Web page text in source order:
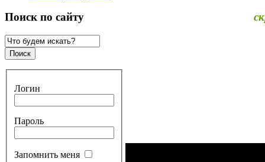
Поиск по сайту
Логин
Пароль
Запомнить меня